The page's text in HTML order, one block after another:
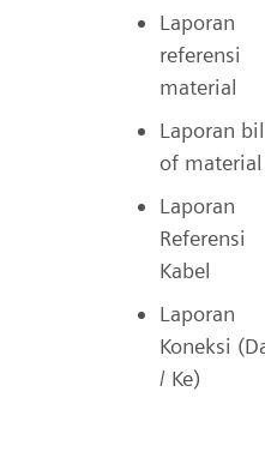
Laporan
referensi
material
Laporan
of material
Laporan
Referensi
Kabel
Laporan
Koneksi
/ Ke)